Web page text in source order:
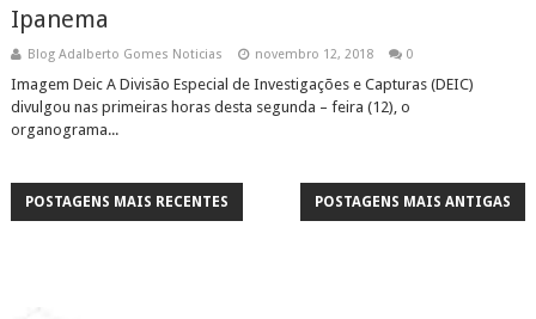
Ipanema
Blog Adalberto Gomes Noticias novembro 12, 2018 0
Imagem Deic A Divisão Especial de Investigações e Capturas (DEIC)
divulgou nas primeiras horas desta segunda – feira (12), o
organograma...
POSTAGENS MAIS RECENTES POSTAGENS MAIS ANTIGAS